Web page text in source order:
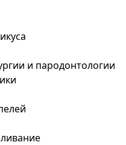
и пародонтологии